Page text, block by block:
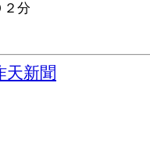
２分
天新聞